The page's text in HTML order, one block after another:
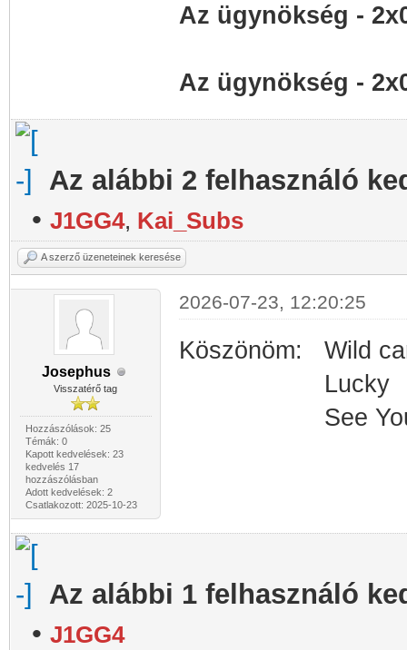
Az ügynökség -
Az ügynökség -
Az alábbi 2 felhasználó
• J1GG4, Kai_Subs
A szerző üzeneteinek keresése
Josephus
Visszatérő tag
Hozzászólások: 25
Témák: 0
Kapott kedvelések: 23
kedvelés 17
hozzászólásban
Adott kedvelések: 2
Csatlakozott: 2025-10-23
2026-07-23, 12:20:25
Köszönöm: Wild
Lucky
See You at
Az alábbi 1 felhasználó
• J1GG4